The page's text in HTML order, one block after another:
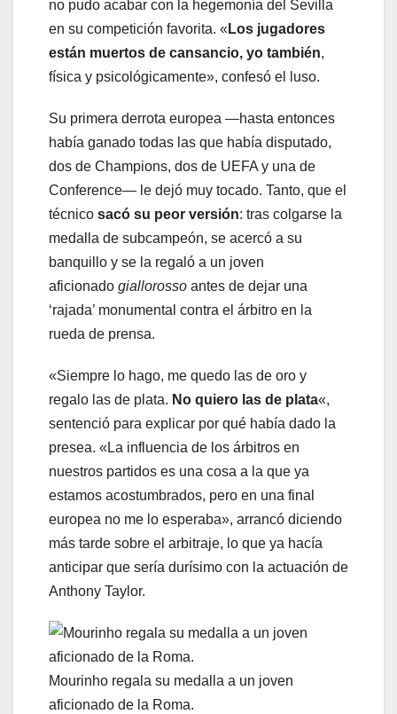
no pudo acabar con la hegemonía del Sevilla
en su competición favorita. « Los jugadores
están muertos de cansancio, yo también,
física y psicológicamente», confesó el luso.
Su primera derrota europea —hasta entonces
había ganado todas las que había disputado,
dos de Champions, dos de UEFA y una de
Conference— le dejó muy tocado. Tanto, que el
técnico sacó su peor versión: tras colgarse la
medalla de subcampeón, se acercó a su
banquillo y se la regaló a un joven
aficionado giallorosso antes de dejar una
‘rajada’ monumental contra el árbitro en la
rueda de prensa.
«Siempre lo hago, me quedo las de oro y
regalo las de plata. No quiero las de plata«,
sentenció para explicar por qué había dado la
presea. «La influencia de los árbitros en
nuestros partidos es una cosa a la que ya
estamos acostumbrados, pero en una final
europea no me lo esperaba», arrancó diciendo
más tarde sobre el arbitraje, lo que ya hacía
anticipar que sería durísimo con la actuación de
Anthony Taylor.
Mourinho regala su medalla a un joven
aficionado de la Roma.